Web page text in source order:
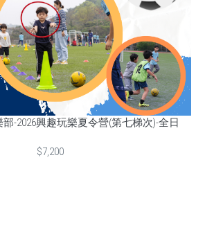
-2026興趣玩樂夏令營(第七梯次)-全日
$7,200